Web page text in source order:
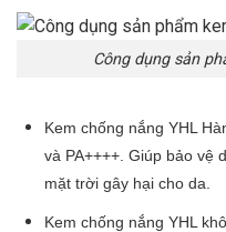
Công dụng sản
Kem chống nắng YHL
và PA++++. Giúp bảo vệ
mặt trời gây hại cho da.
Kem chống nắng YHL